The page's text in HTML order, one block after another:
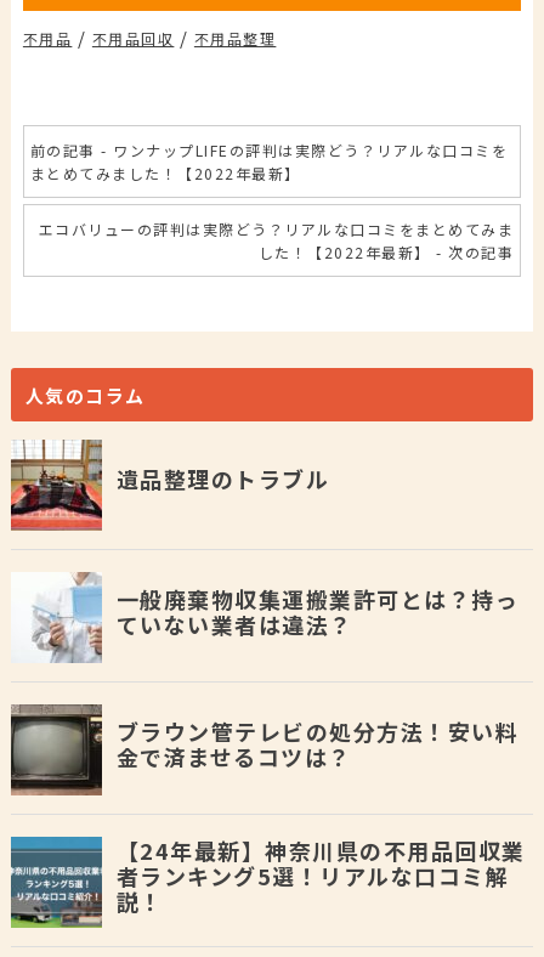
不用品 / 不用品回収 / 不用品整理
前の記事 - ワンナップLIFEの評判は実際どう？リアルな口コミを
まとめてみました！【2022年最新】
エコバリューの評判は実際どう？リアルな口コミをまとめてみま
した！【2022年最新】 - 次の記事
人気のコラム